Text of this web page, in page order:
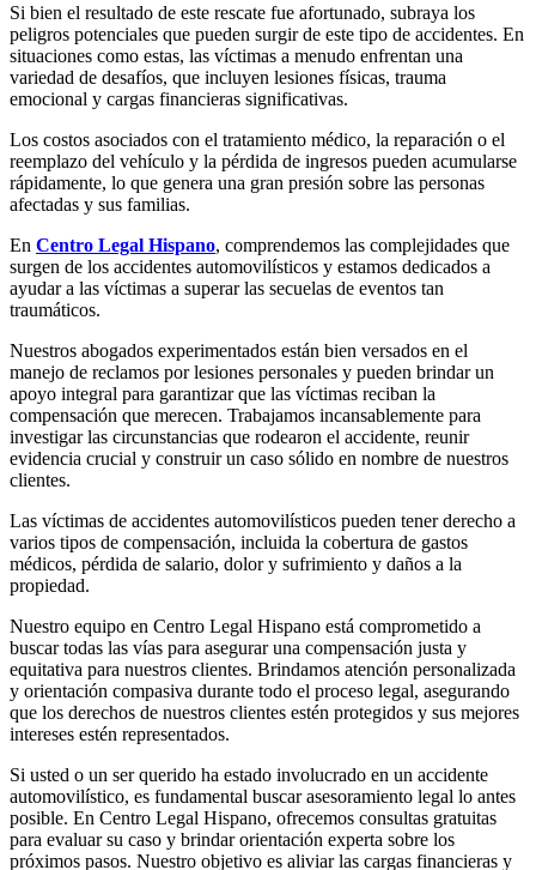
Si bien el resultado de este rescate fue afortunado, subraya los
peligros potenciales que pueden surgir de este tipo de accidentes. En
situaciones como estas, las víctimas a menudo enfrentan una
variedad de desafíos, que incluyen lesiones físicas, trauma
emocional y cargas financieras significativas.
Los costos asociados con el tratamiento médico, la reparación o el
reemplazo del vehículo y la pérdida de ingresos pueden acumularse
rápidamente, lo que genera una gran presión sobre las personas
afectadas y sus familias.
En Centro Legal Hispano, comprendemos las complejidades que
surgen de los accidentes automovilísticos y estamos dedicados a
ayudar a las víctimas a superar las secuelas de eventos tan
traumáticos.
Nuestros abogados experimentados están bien versados ​​en el
manejo de reclamos por lesiones personales y pueden brindar un
apoyo integral para garantizar que las víctimas reciban la
compensación que merecen. Trabajamos incansablemente para
investigar las circunstancias que rodearon el accidente, reunir
evidencia crucial y construir un caso sólido en nombre de nuestros
clientes.
Las víctimas de accidentes automovilísticos pueden tener derecho a
varios tipos de compensación, incluida la cobertura de gastos
médicos, pérdida de salario, dolor y sufrimiento y daños a la
propiedad.
Nuestro equipo en Centro Legal Hispano está comprometido a
buscar todas las vías para asegurar una compensación justa y
equitativa para nuestros clientes. Brindamos atención personalizada
y orientación compasiva durante todo el proceso legal, asegurando
que los derechos de nuestros clientes estén protegidos y sus mejores
intereses estén representados.
Si usted o un ser querido ha estado involucrado en un accidente
automovilístico, es fundamental buscar asesoramiento legal lo antes
posible. En Centro Legal Hispano, ofrecemos consultas gratuitas
para evaluar su caso y brindar orientación experta sobre los
próximos pasos. Nuestro objetivo es aliviar las cargas financieras y